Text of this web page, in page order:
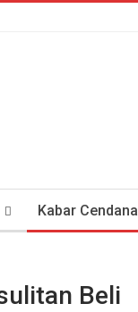
Kabar Cendana
Beli